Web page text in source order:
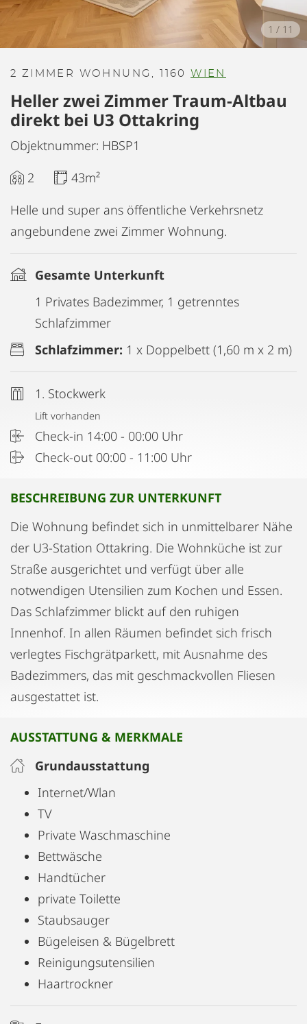
1 / 11
2 ZIMMER WOHNUNG, 1160 WIEN
Heller zwei Zimmer Traum-Altbau
direkt bei U3 Ottakring
Objektnummer: HBSP1
2
43m²
Helle und super ans öffentliche Verkehrsnetz
angebundene zwei Zimmer Wohnung.
Gesamte Unterkunft
1 Privates Badezimmer, 1 getrenntes
Schlafzimmer
Schlafzimmer: 1 x Doppelbett (1,60 m x 2 m)
1. Stockwerk
Lift vorhanden
Check-in 14:00 - 00:00 Uhr
Check-out 00:00 - 11:00 Uhr
BESCHREIBUNG ZUR UNTERKUNFT
Die Wohnung befindet sich in unmittelbarer Nähe
der U3-Station Ottakring. Die Wohnküche ist zur
Straße ausgerichtet und verfügt über alle
notwendigen Utensilien zum Kochen und Essen.
Das Schlafzimmer blickt auf den ruhigen
Innenhof. In allen Räumen befindet sich frisch
verlegtes Fischgrätparkett, mit Ausnahme des
Badezimmers, das mit geschmackvollen Fliesen
ausgestattet ist.
AUSSTATTUNG & MERKMALE
Grundausstattung
Internet/Wlan
TV
Private Waschmaschine
Bettwäsche
Handtücher
private Toilette
Staubsauger
Bügeleisen & Bügelbrett
Reinigungsutensilien
Haartrockner